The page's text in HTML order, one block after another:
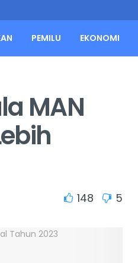
PEMILU EKONOMI
MAN
148 5